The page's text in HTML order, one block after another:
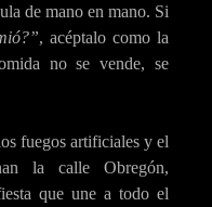
de mano en mano. Si
, acéptalo como la
no se vende, se
fuegos artificiales y el
la calle Obregón,
que une a todo el